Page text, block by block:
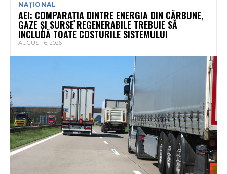
NAȚIONAL
AEI: COMPARAȚIA DINTRE ENERGIA DIN CĂRBUNE,
GAZE ȘI SURSE REGENERABILE TREBUIE SĂ
INCLUDĂ TOATE COSTURILE SISTEMULUI
AUGUST 6, 2026